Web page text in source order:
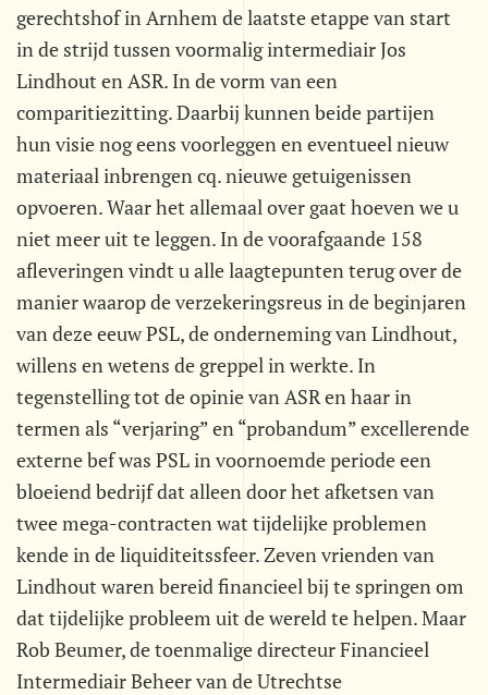
gerechtshof in Arnhem de laatste etappe van start
in de strijd tussen voormalig intermediair Jos
Lindhout en ASR. In de vorm van een
comparitiezitting. Daarbij kunnen beide partijen
hun visie nog eens voorleggen en eventueel nieuw
materiaal inbrengen cq. nieuwe getuigenissen
opvoeren. Waar het allemaal over gaat hoeven we u
niet meer uit te leggen. In de voorafgaande 158
afleveringen vindt u alle laagtepunten terug over de
manier waarop de verzekeringsreus in de beginjaren
van deze eeuw PSL, de onderneming van Lindhout,
willens en wetens de greppel in werkte. In
tegenstelling tot de opinie van ASR en haar in
termen als “verjaring” en “probandum” excellerende
externe bef was PSL in voornoemde periode een
bloeiend bedrijf dat alleen door het afketsen van
twee mega-contracten wat tijdelijke problemen
kende in de liquiditeitssfeer. Zeven vrienden van
Lindhout waren bereid financieel bij te springen om
dat tijdelijke probleem uit de wereld te helpen. Maar
Rob Beumer, de toenmalige directeur Financieel
Intermediair Beheer van de Utrechtse